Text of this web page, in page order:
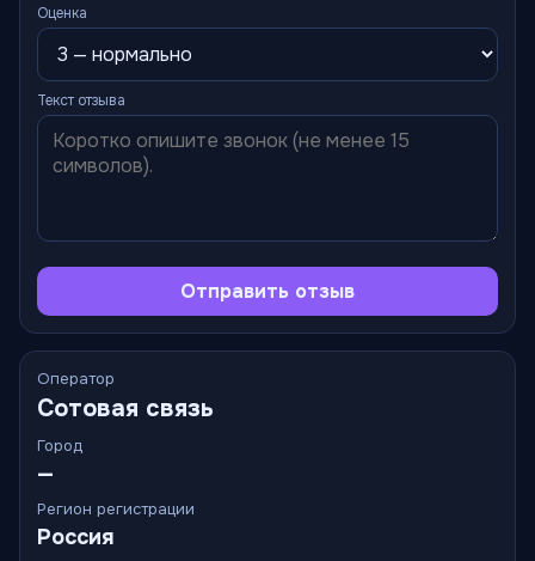
Оценка
Текст отзыва
Отправить отзыв
Оператор
Сотовая связь
Город
—
Регион регистрации
Россия